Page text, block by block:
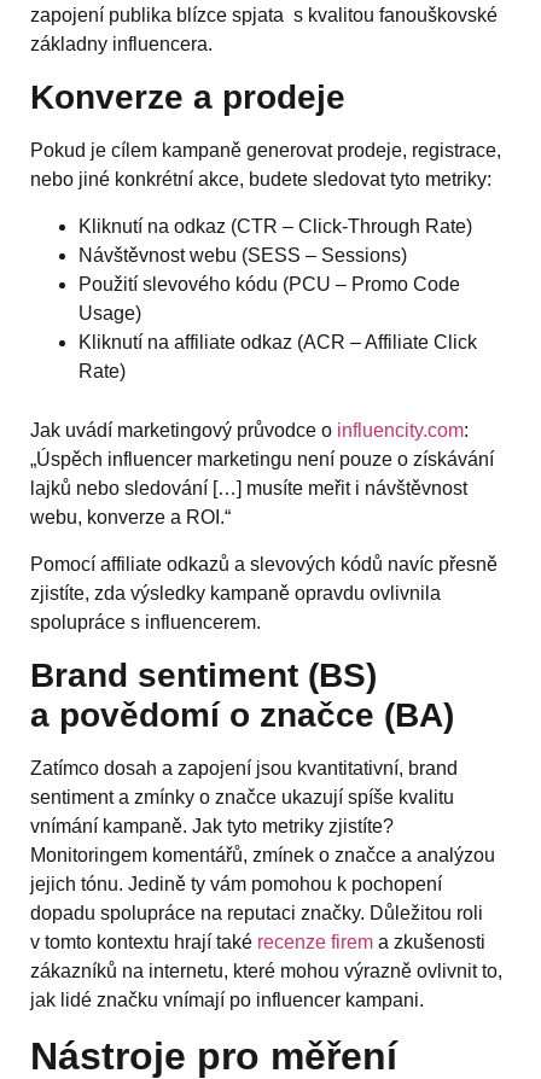
zapojení publika blízce spjata s kvalitou fanouškovské
základny influencera.
Konverze a prodeje
Pokud je cílem kampaně generovat prodeje, registrace,
nebo jiné konkrétní akce, budete sledovat tyto metriky:
Kliknutí na odkaz (CTR – Click-Through Rate)
Návštěvnost webu (SESS – Sessions)
Použití slevového kódu (PCU – Promo Code
Usage)
Kliknutí na affiliate odkaz (ACR – Affiliate Click
Rate)
Jak uvádí marketingový průvodce o influencity.com:
„Úspěch influencer marketingu není pouze o získávání
lajků nebo sledování […] musíte meřit i návštěvnost
webu, konverze a ROI.“
Pomocí affiliate odkazů a slevových kódů navíc přesně
zjistíte, zda výsledky kampaně opravdu ovlivnila
spolupráce s influencerem.
Brand sentiment (BS)
a povědomí o značce (BA)
Zatímco dosah a zapojení jsou kvantitativní, brand
sentiment a zmínky o značce ukazují spíše kvalitu
vnímání kampaně. Jak tyto metriky zjistíte?
Monitoringem komentářů, zmínek o značce a analýzou
jejich tónu. Jedině ty vám pomohou k pochopení
dopadu spolupráce na reputaci značky. Důležitou roli
v tomto kontextu hrají také recenze firem a zkušenosti
zákazníků na internetu, které mohou výrazně ovlivnit to,
jak lidé značku vnímají po influencer kampani.
Nástroje pro měření